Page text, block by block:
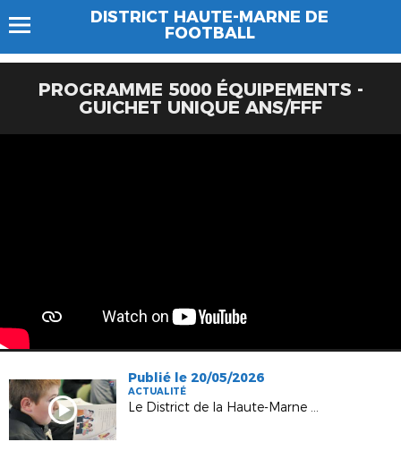
DISTRICT HAUTE-MARNE DE
FOOTBALL
PROGRAMME 5000 ÉQUIPEMENTS -
GUICHET UNIQUE ANS/FFF
Publié le 20/05/2026
ACTUALITÉ
Le District de la Haute‑Marne déploie une Tournée France Victimes sur le département !